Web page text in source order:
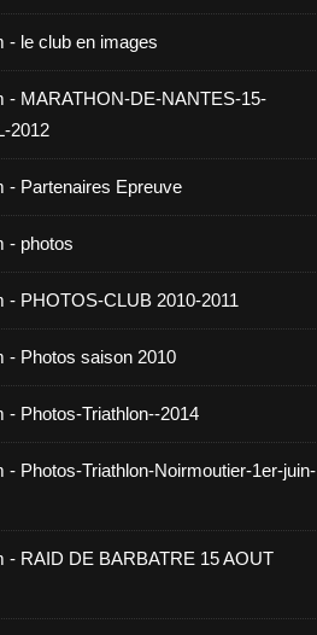
- le club en images
- MARATHON-DE-NANTES-15-
2012
- Partenaires Epreuve
- photos
- PHOTOS-CLUB 2010-2011
- Photos saison 2010
- Photos-Triathlon--2014
- Photos-Triathlon-Noirmoutier-1er-juin-
- RAID DE BARBATRE 15 AOUT